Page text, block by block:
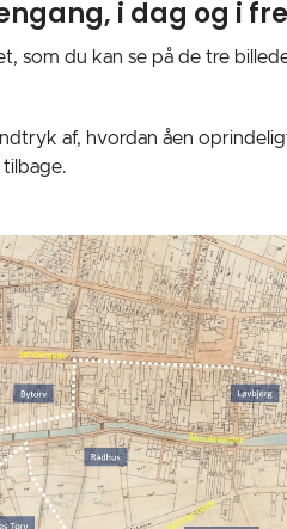
i dag og i
som du kan se på de tre
af, hvordan åen